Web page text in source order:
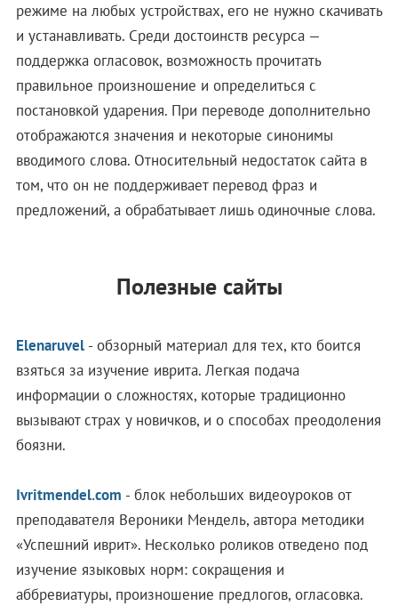
режиме на любых устройствах, его не нужно скачивать
и устанавливать. Среди достоинств ресурса —
поддержка огласовок, возможность прочитать
правильное произношение и определиться с
постановкой ударения. При переводе дополнительно
отображаются значения и некоторые синонимы
вводимого слова. Относительный недостаток сайта в
том, что он не поддерживает перевод фраз и
предложений, а обрабатывает лишь одиночные слова.
Полезные сайты
Elenaruvel- обзорный материал для тех, кто боится
взяться за изучение иврита. Легкая подача
информации о сложностях, которые традиционно
вызывают страх у новичков, и о способах преодоления
боязни.
Ivritmendel.com - блок небольших видеоуроков от
преподавателя Вероники Мендель, автора методики
«Успешний иврит». Несколько роликов отведено под
изучение языковых норм: сокращения и
аббревиатуры, произношение предлогов, огласовка.